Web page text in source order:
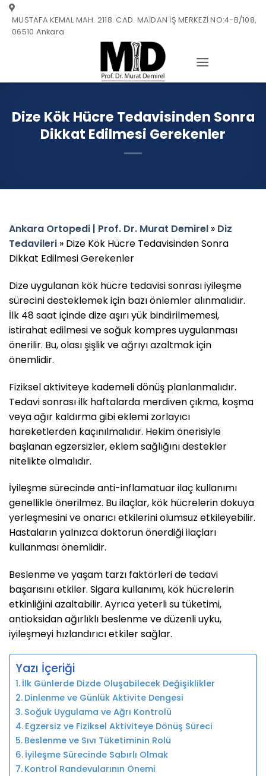
Skip
content
MUSTAFA KEMAL MAH. 2118. CAD. MAİDAN İŞ MERKEZİ NO:4-B/108,
06510 Ankara
Dize Kök Hücre Tedavisinden Sonra
Dikkat Edilmesi Gerekenler
Ankara Ortopedi | Prof. Dr. Murat Demirel » Diz
Tedavileri » Dize Kök Hücre Tedavisinden Sonra
Dikkat Edilmesi Gerekenler
Dize uygulanan kök hücre tedavisi sonrası iyileşme
sürecini desteklemek için bazı önlemler alınmalıdır.
İlk 48 saat içinde dize aşırı yük bindirilmemesi,
istirahat edilmesi ve soğuk kompres uygulanması
önerilir. Bu, olası şişlik ve ağrıyı azaltmak için
önemlidir.
Fiziksel aktiviteye kademeli dönüş planlanmalıdır.
Tedavi sonrası ilk haftalarda merdiven çıkma, koşma
veya ağır kaldırma gibi eklemi zorlayıcı
hareketlerden kaçınılmalıdır. Hekim önerisiyle
başlanan egzersizler, eklem sağlığını destekler
nitelikte olmalıdır.
İyileşme sürecinde anti-inflamatuar ilaç kullanımı
genellikle önerilmez. Bu ilaçlar, kök hücrelerin dokuya
yerleşmesini ve onarıcı etkilerini olumsuz etkileyebilir.
Hastaların yalnızca doktorun önerdiği ilaçları
kullanması önemlidir.
Beslenme ve yaşam tarzı faktörleri de tedavi
başarısını etkiler. Sigara kullanımı, kök hücrelerin
etkinliğini azaltabilir. Ayrıca yeterli su tüketimi,
antioksidan ağırlıklı beslenme ve düzenli uyku,
iyileşmeyi hızlandırıcı etkiler sağlar.
Yazı İçeriği
İlk Günlerde Dizde Oluşabilecek Değişiklikler
Dinlenme ve Günlük Aktivite Dengesi
Soğuk Uygulama ve Ağrı Kontrolü
Egzersiz ve Fiziksel Aktiviteye Dönüş Süreci
Beslenme ve Sıvı Tüketiminin Rolü
İyileşme Sürecinde Sabırlı Olmak
Kontrol Randevularının Önemi